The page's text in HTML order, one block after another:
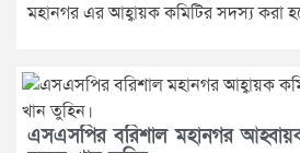
মহানগর এর আহ্বায়ক কমিটির সদস্য করা
এসএসপির বরিশাল মহানগর